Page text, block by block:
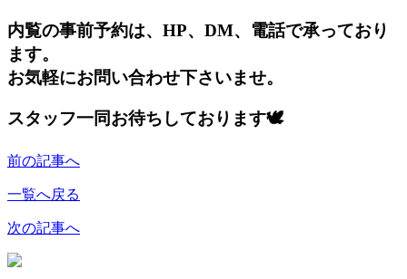
内覧の事前予約は、HP、DM、電話で承っており
ます。
お気軽にお問い合わせ下さいませ。
スタッフ一同お待ちしております🕊
前の記事へ
一覧へ戻る
次の記事へ